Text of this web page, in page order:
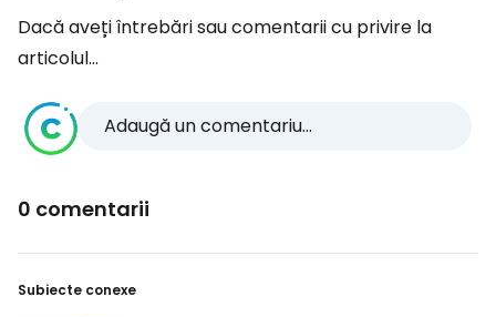
Dacă aveți întrebări sau comentarii cu privire la
articolul...
Adaugă un comentariu...
0 comentarii
Subiecte conexe